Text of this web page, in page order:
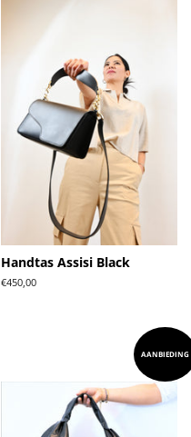
Handtas Assisi Black
Normale
€450,00
AANBIEDING